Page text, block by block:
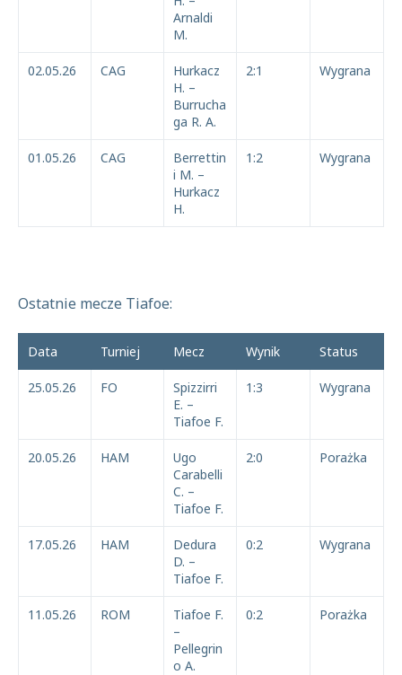
Arnaldi
M.
02.05.26 CAG
Hurkacz
H. –
Burrucha
ga R. A.
2:1 Wygrana
01.05.26 CAG
Berrettin
i M. –
Hurkacz
H.
1:2 Wygrana
Ostatnie mecze Tiafoe:
Data Turniej Mecz Wynik Status
25.05.26 FO
Spizzirri
E. –
Tiafoe F.
1:3 Wygrana
20.05.26 HAM
Ugo
Carabelli
C. –
Tiafoe F.
2:0 Porażka
17.05.26 HAM
Dedura
D. –
Tiafoe F.
0:2 Wygrana
11.05.26 ROM
Tiafoe F.
–
Pellegrin
o A.
0:2 Porażka